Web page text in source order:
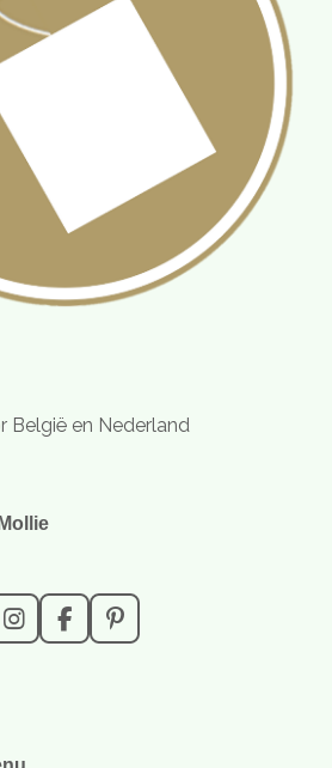
België en Nederland
I
n
F
a
P
i